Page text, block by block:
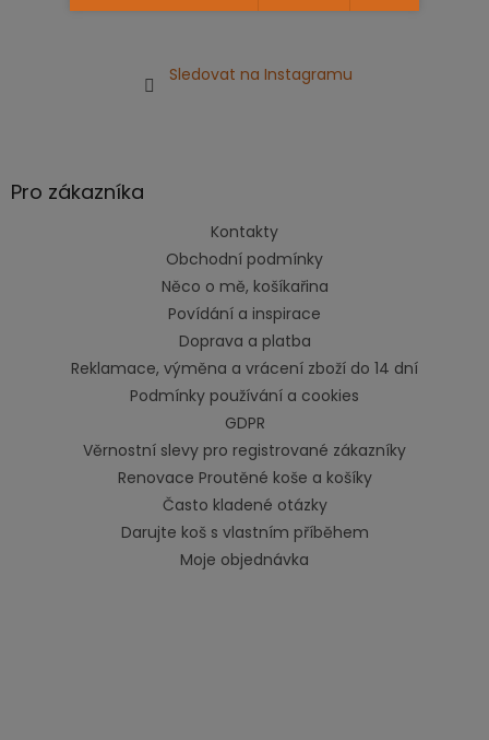
Sledovat na Instagramu
Pro zákazníka
Kontakty
Obchodní podmínky
Něco o mě, košíkařina
Povídání a inspirace
Doprava a platba
Reklamace, výměna a vrácení zboží do 14 dní
Podmínky používání a cookies
GDPR
Věrnostní slevy pro registrované zákazníky
Renovace Proutěné koše a košíky
Často kladené otázky
Darujte koš s vlastním příběhem
Moje objednávka